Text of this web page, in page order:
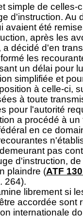
simple de celles-
d'instruction. Au
avaient été
après les
décidé d'en
les
un délai pour
simplifiée et
à celle-ci,
à toute
pour l'autorité
a procédé à un
en ce
pas
d'instruction,
plaindre (ATF
264).
librement si
accordée sont
internationale